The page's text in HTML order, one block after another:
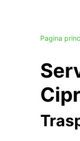
Pagina